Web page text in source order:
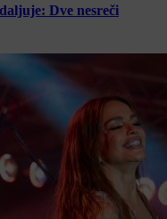
Dve nesreči